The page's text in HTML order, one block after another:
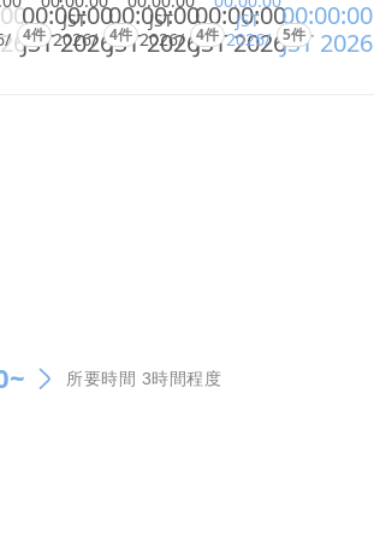
00:00:00
JST 2026
4件
JST
2026/
00:00:00
JST 2026
4件
JST
2026/
00:00:00
JST 2026
4件
JST
2026/
00:00:00
JST 2026
5件
所要時間 3時間程度